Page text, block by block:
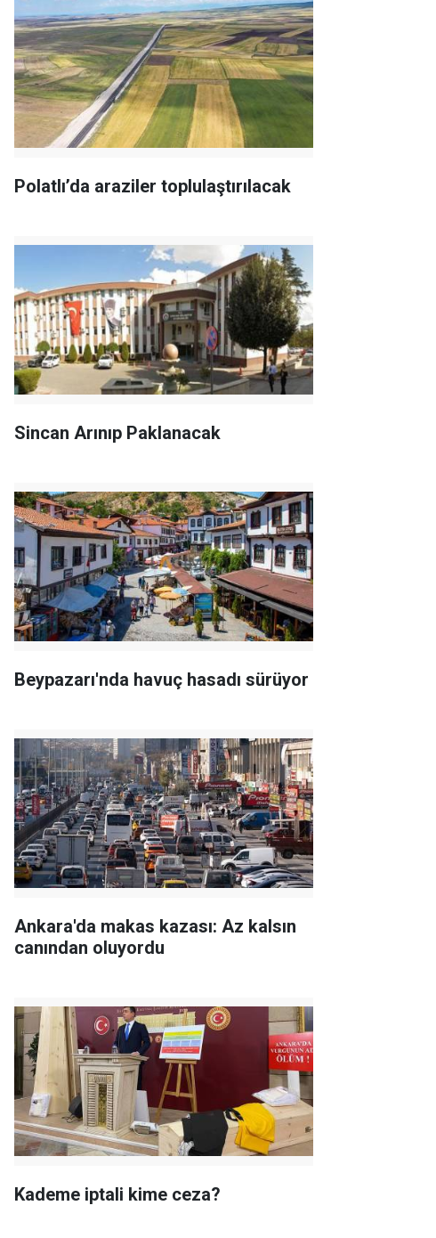
Polatlı’da araziler toplulaştırılacak
Sincan Arınıp Paklanacak
Beypazarı'nda havuç hasadı sürüyor
Ankara'da makas kazası: Az kalsın
canından oluyordu
Kademe iptali kime ceza?